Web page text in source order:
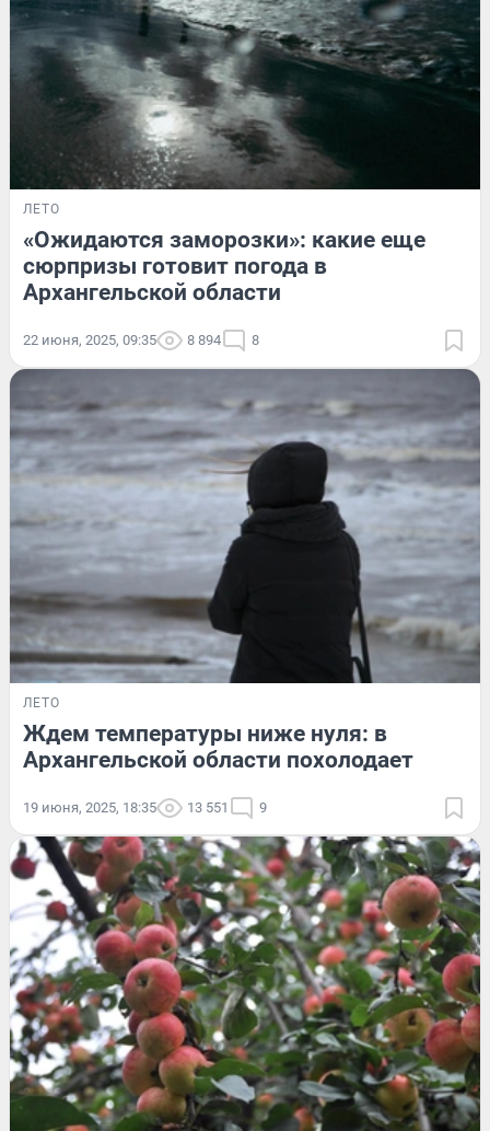
ЛЕТО
«Ожидаются заморозки»: какие еще
сюрпризы готовит погода в
Архангельской области
22 июня, 2025, 09:35 8 894 8
ЛЕТО
Ждем температуры ниже нуля: в
Архангельской области похолодает
19 июня, 2025, 18:35 13 551 9